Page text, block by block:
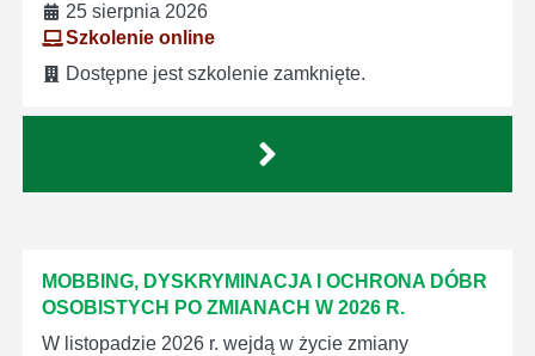
25 sierpnia 2026
Szkolenie online
Dostępne jest szkolenie zamknięte.
MOBBING, DYSKRYMINACJA I OCHRONA DÓBR
OSOBISTYCH PO ZMIANACH W 2026 R.
W listopadzie 2026 r. wejdą w życie zmiany